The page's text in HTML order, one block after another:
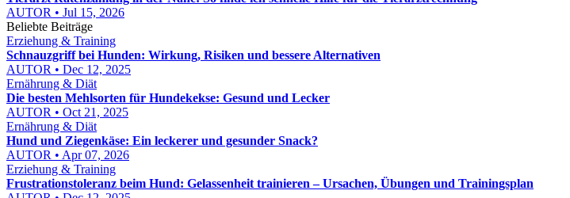
AUTOR • Jul 15, 2026
Beliebte Beiträge
Erziehung & Training
Schnauzgriff bei Hunden: Wirkung, Risiken und bessere Alternativen
AUTOR • Dec 12, 2025
Ernährung & Diät
Die besten Mehlsorten für Hundekekse: Gesund und Lecker
AUTOR • Oct 21, 2025
Ernährung & Diät
Hund und Ziegenkäse: Ein leckerer und gesunder Snack?
AUTOR • Apr 07, 2026
Erziehung & Training
Frustrationstoleranz beim Hund: Gelassenheit trainieren – Ursachen, Übungen und Trainingsplan